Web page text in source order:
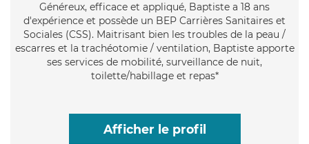
Généreux, efficace et appliqué, Baptiste a 18 ans
d'expérience et possède un BEP Carrières Sanitaires et
Sociales (CSS). Maitrisant bien les troubles de la peau /
escarres et la trachéotomie / ventilation, Baptiste apporte
ses services de mobilité, surveillance de nuit,
toilette/habillage et repas*
Afficher le profil